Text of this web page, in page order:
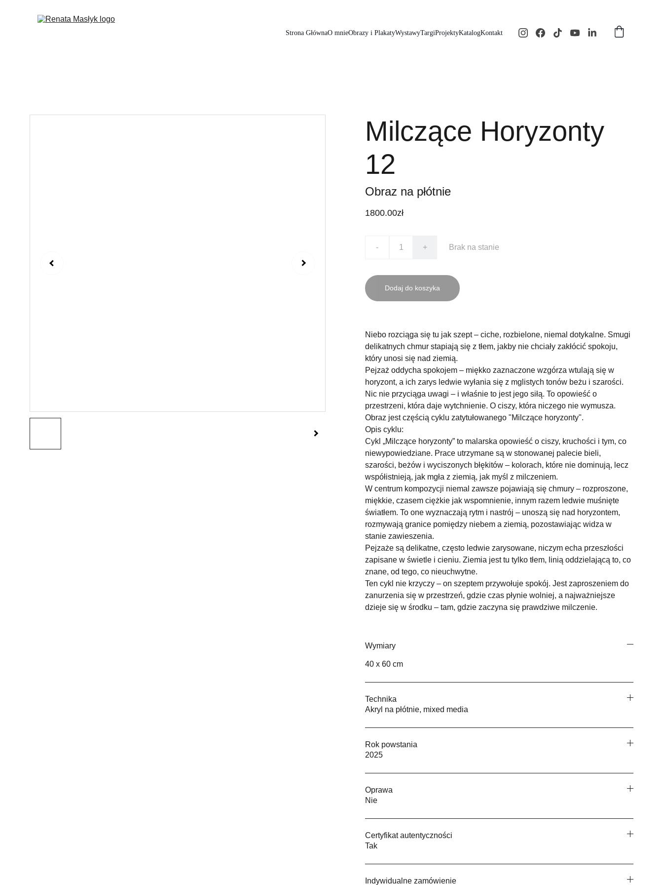
Strona GłównaO mnieObrazy i PlakatyWystawyTargiProjektyKatalogKontakt
Milczące Horyzonty
12
Obraz na płótnie
1800.00zł
- + Brak na stanie
Dodaj do koszyka
Niebo rozciąga się tu jak szept – ciche, rozbielone, niemal dotykalne. Smugi
delikatnych chmur stapiają się z tłem, jakby nie chciały zakłócić spokoju,
który unosi się nad ziemią.
Pejzaż oddycha spokojem – miękko zaznaczone wzgórza wtulają się w
horyzont, a ich zarys ledwie wyłania się z mglistych tonów beżu i szarości.
Nic nie przyciąga uwagi – i właśnie to jest jego siłą. To opowieść o
przestrzeni, która daje wytchnienie. O ciszy, która niczego nie wymusza.
Obraz jest częścią cyklu zatytułowanego "Milczące horyzonty".
Opis cyklu:
Cykl „Milczące horyzonty” to malarska opowieść o ciszy, kruchości i tym, co
niewypowiedziane. Prace utrzymane są w stonowanej palecie bieli,
szarości, beżów i wyciszonych błękitów – kolorach, które nie dominują, lecz
współistnieją, jak mgła z ziemią, jak myśl z milczeniem.
W centrum kompozycji niemal zawsze pojawiają się chmury – rozproszone,
miękkie, czasem ciężkie jak wspomnienie, innym razem ledwie muśnięte
światłem. To one wyznaczają rytm i nastrój – unoszą się nad horyzontem,
rozmywają granice pomiędzy niebem a ziemią, pozostawiając widza w
stanie zawieszenia.
Pejzaże są delikatne, często ledwie zarysowane, niczym echa przeszłości
zapisane w świetle i cieniu. Ziemia jest tu tylko tłem, linią oddzielającą to, co
znane, od tego, co nieuchwytne.
Ten cykl nie krzyczy – on szeptem przywołuje spokój. Jest zaproszeniem do
zanurzenia się w przestrzeń, gdzie czas płynie wolniej, a najważniejsze
dzieje się w środku – tam, gdzie zaczyna się prawdziwe milczenie.
Wymiary
40 x 60 cm
Technika
Akryl na płótnie, mixed media
Rok powstania
2025
Oprawa
Nie
Certyfikat autentyczności
Tak
Indywidualne zamówienie